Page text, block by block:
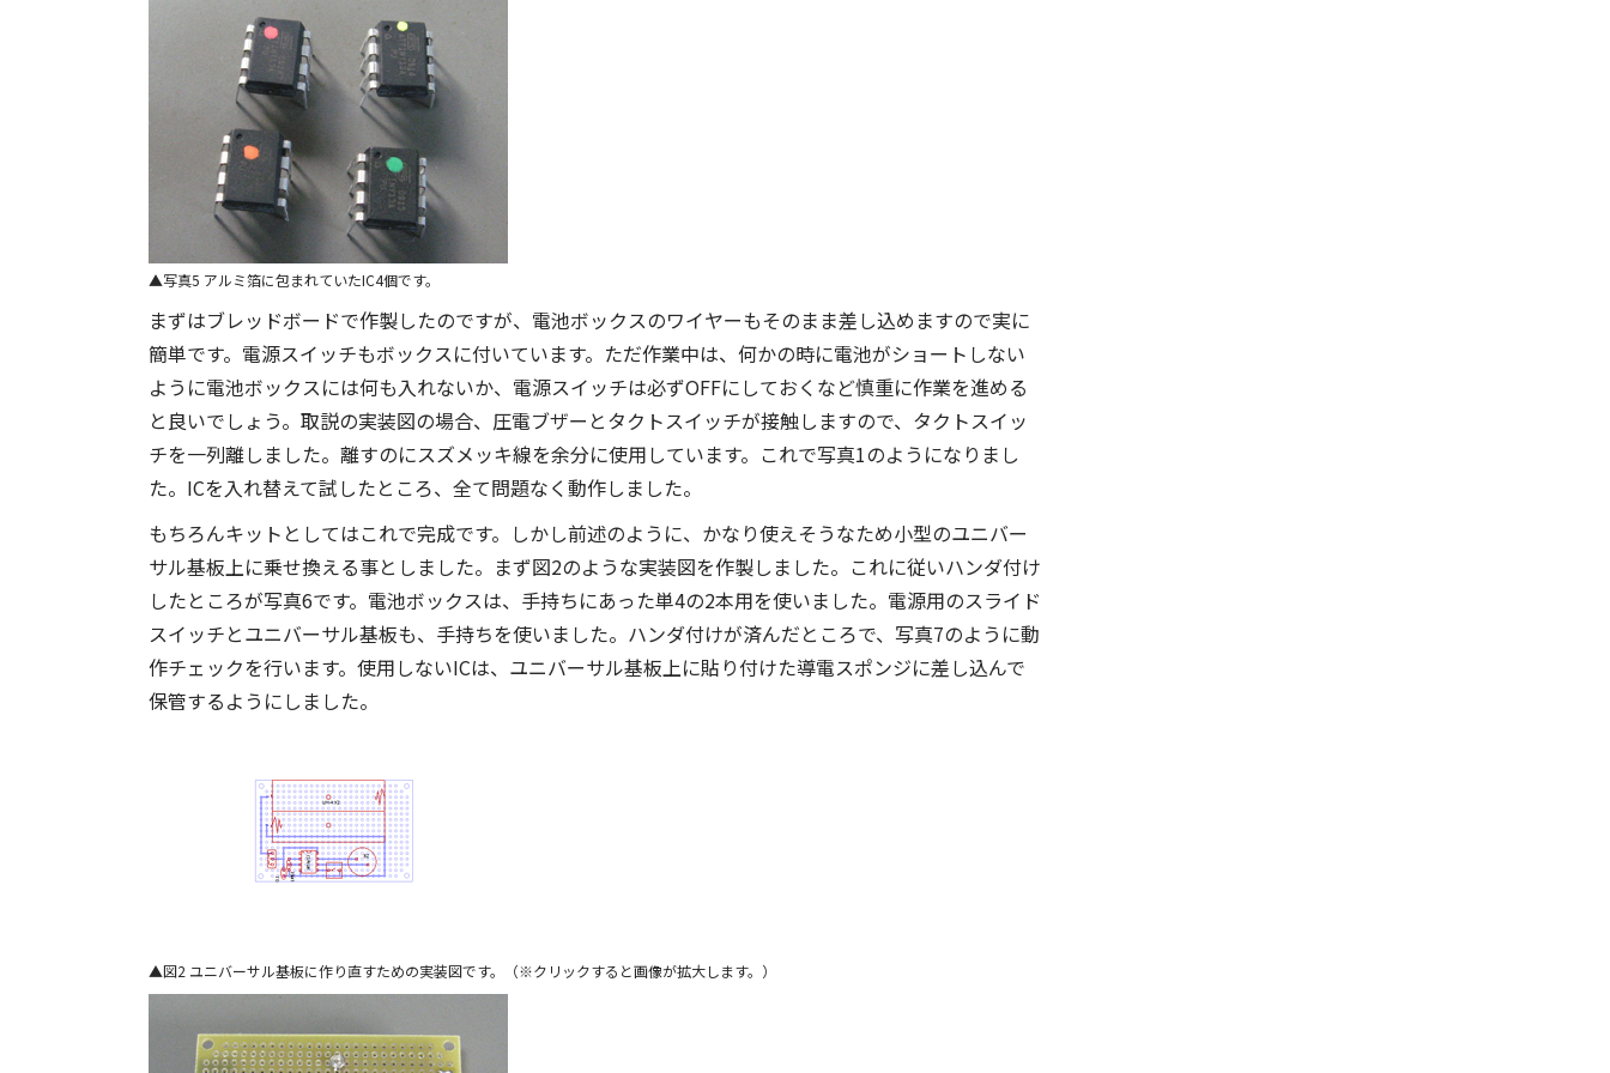
写真5 アルミ箔に包まれていたIC4個です。
まずはブレッドボードで作製したのですが、電池ボックスのワイヤーもそのまま差し込めますので実に
簡単です。電源スイッチもボックスに付いています。ただ作業中は、何かの時に電池がショートしない
ように電池ボックスには何も入れないか、電源スイッチは必ずOFFにしておくなど慎重に作業を進める
と良いでしょう。取説の実装図の場合、圧電ブザーとタクトスイッチが接触しますので、タクトスイッ
チを一列離しました。離すのにスズメッキ線を余分に使用しています。これで写真1のようになりまし
た。ICを入れ替えて試したところ、全て問題なく動作しました。
もちろんキットとしてはこれで完成です。しかし前述のように、かなり使えそうなため小型のユニバー
サル基板上に乗せ換える事としました。まず図2のような実装図を作製しました。これに従いハンダ付け
したところが写真6です。電池ボックスは、手持ちにあった単4の2本用を使いました。電源用のスライド
スイッチとユニバーサル基板も、手持ちを使いました。ハンダ付けが済んだところで、写真7のように動
作チェックを行います。使用しないICは、ユニバーサル基板上に貼り付けた導電スポンジに差し込んで
保管するようにしました。
図2 ユニバーサル基板に作り直すための実装図です。（※クリックすると画像が拡大します。）